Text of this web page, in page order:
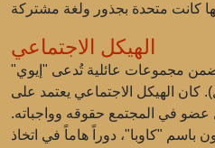
الهيكل الاجتماعي
ضمن مجموعات عائلية تُدعى "إيوي"
كان الهيكل الاجتماعي يعتمد على
عضو في المجتمع حقوقه وواجباته.
باسم "كاوبا"، دوراً هاماً في اتخاذ